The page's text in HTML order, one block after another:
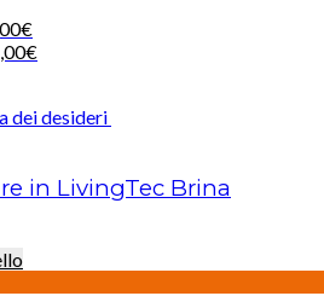
€
€
dei desideri
in LivingTec Brina